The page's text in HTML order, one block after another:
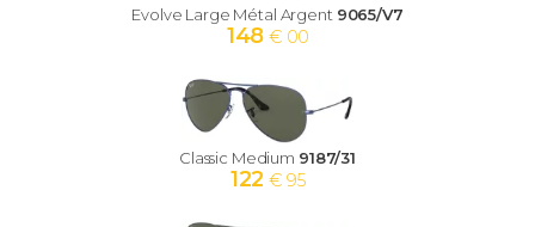
Evolve Large Métal Argent 9065/V7
148 € 00
Classic Medium 9187/31
122 € 95